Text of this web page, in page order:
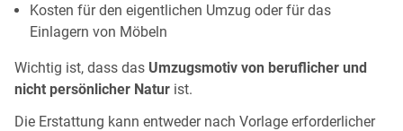
Kosten für den eigentlichen Umzug oder für das
Einlagern von Möbeln
Wichtig ist, dass das Umzugsmotiv von beruflicher und
nicht persönlicher Natur ist.
Die Erstattung kann entweder nach Vorlage erforderlicher